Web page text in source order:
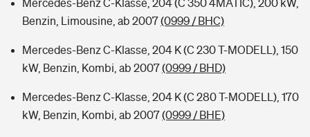
Mercedes-Benz C-Klasse, 204 (C 350 4MATIC), 200 kW,
Benzin, Limousine, ab 2007(0999 / BHC)
Mercedes-Benz C-Klasse, 204 K (C 230 T-MODELL), 150
kW, Benzin, Kombi, ab 2007(0999 / BHD)
Mercedes-Benz C-Klasse, 204 K (C 280 T-MODELL), 170
kW, Benzin, Kombi, ab 2007(0999 / BHE)